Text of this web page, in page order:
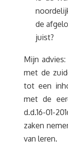
de
juist?
Mijn
met de
tot een
met de
d.d.16-01-
zaken
van leren.